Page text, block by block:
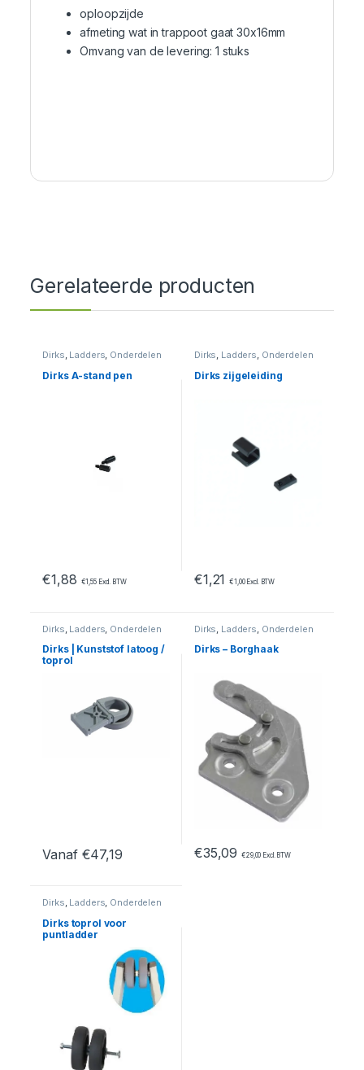
oploopzijde
afmeting wat in trappoot gaat 30x16mm
Omvang van de levering: 1 stuks
Gerelateerde producten
Dirks, Ladders, Onderdelen
Dirks A-stand pen
€1,88 €1,55Excl. BTW
Dirks, Ladders, Onderdelen
Dirks zijgeleiding
€1,21 €1,00Excl. BTW
Dirks, Ladders, Onderdelen
Dirks | Kunststof latoog /
toprol
Vanaf €47,19
Dirks, Ladders, Onderdelen
Dirks – Borghaak
€35,09 €29,00 Excl. BTW
Dirks, Ladders, Onderdelen
Dirks toprol voor
puntladder